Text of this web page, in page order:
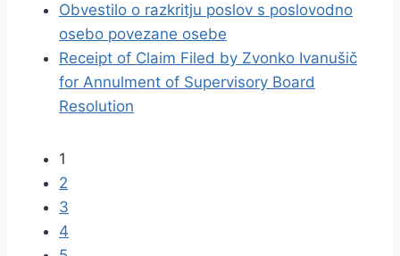
Obvestilo o razkritju poslov s poslovodno
osebo povezane osebe
Receipt of Claim Filed by Zvonko Ivanušič
for Annulment of Supervisory Board
Resolution
1
2
3
4